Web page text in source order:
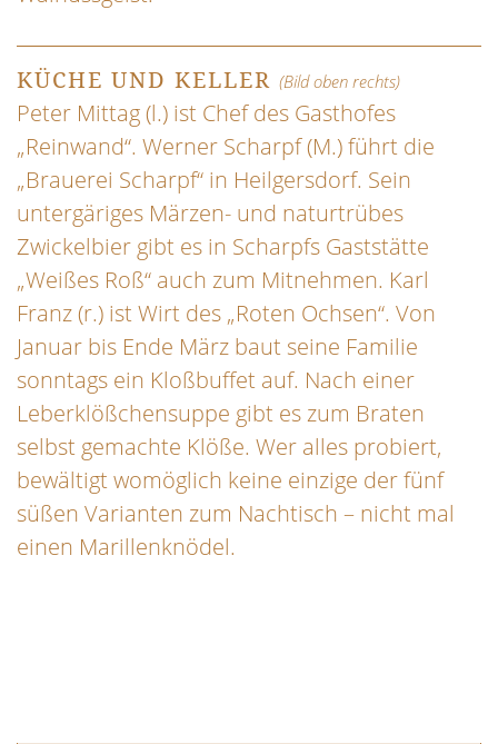
KÜCHE UND KELLER (Bild oben rechts)
Peter Mittag (l.) ist Chef des Gasthofes
„Reinwand“. Werner Scharpf (M.) führt die
„Brauerei Scharpf“ in Heilgersdorf. Sein
untergäriges Märzen- und naturtrübes
Zwickelbier gibt es in Scharpfs Gaststätte
„Weißes Roß“ auch zum Mitnehmen. Karl
Franz (r.) ist Wirt des „Roten Ochsen“. Von
Januar bis Ende März baut seine Familie
sonntags ein Kloßbuffet auf. Nach einer
Leberklößchensuppe gibt es zum Braten
selbst gemachte Klöße. Wer alles probiert,
bewältigt womöglich keine einzige der fünf
süßen Varianten zum Nachtisch – nicht mal
einen Marillenknödel.